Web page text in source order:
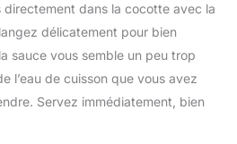
directement dans la cocotte avec la
délicatement pour bien
sauce vous semble un peu trop
l’eau de cuisson que vous avez
Servez immédiatement, bien